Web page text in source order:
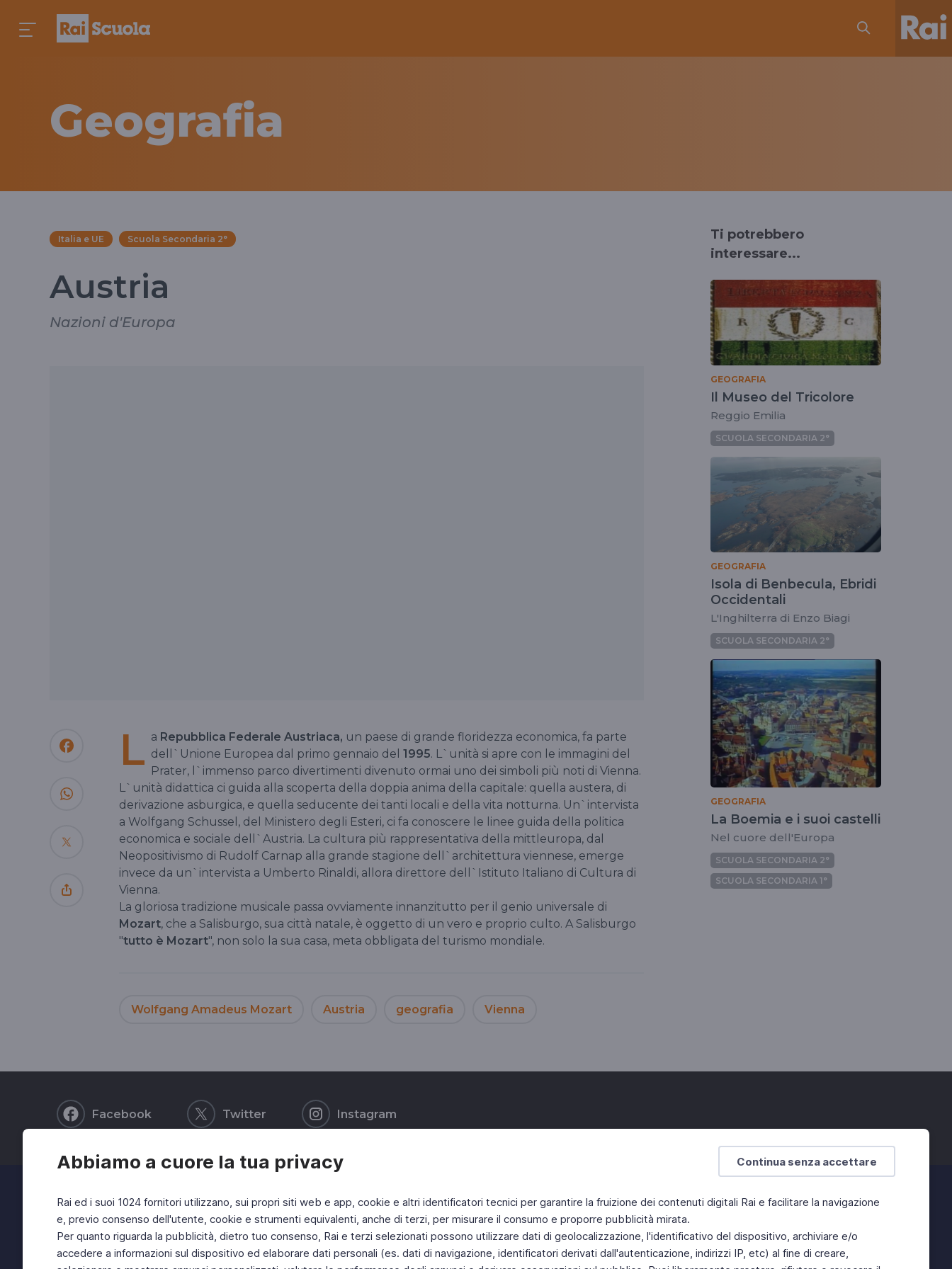
Continua senza accettare
Abbiamo a cuore la tua privacy
Rai ed i suoi 1024 fornitori utilizzano, sui propri siti web e app, cookie e altri identificatori tecnici per garantire la fruizione dei contenuti digitali Rai e facilitare la navigazione
e, previo consenso dell'utente, cookie e strumenti equivalenti, anche di terzi, per misurare il consumo e proporre pubblicità mirata.
Per quanto riguarda la pubblicità, dietro tuo consenso, Rai e terzi selezionati possono utilizzare dati di geolocalizzazione, l'identificativo del dispositivo, archiviare e/o
accedere a informazioni sul dispositivo ed elaborare dati personali (es. dati di navigazione, identificatori derivati dall'autenticazione, indirizzi IP, etc) al fine di creare,
Geografia
Italia e UE Scuola Secondaria 2°
Austria
Nazioni d'Europa
L a Repubblica Federale Austriaca, un paese di grande floridezza economica, fa parte
dell`Unione Europea dal primo gennaio del 1995. L`unità si apre con le immagini del
Prater, l`immenso parco divertimenti divenuto ormai uno dei simboli più noti di Vienna.
L`unità didattica ci guida alla scoperta della doppia anima della capitale: quella austera, di
derivazione asburgica, e quella seducente dei tanti locali e della vita notturna. Un`intervista
a Wolfgang Schussel, del Ministero degli Esteri, ci fa conoscere le linee guida della politica
economica e sociale dell`Austria. La cultura più rappresentativa della mittleuropa, dal
Neopositivismo di Rudolf Carnap alla grande stagione dell`architettura viennese, emerge
invece da un`intervista a Umberto Rinaldi, allora direttore dell`Istituto Italiano di Cultura di
Vienna.
La gloriosa tradizione musicale passa ovviamente innanzitutto per il genio universale di
Mozart, che a Salisburgo, sua città natale, è oggetto di un vero e proprio culto. A Salisburgo
"tutto è Mozart", non solo la sua casa, meta obbligata del turismo mondiale.
Wolfgang Amadeus Mozart Austria geografia Vienna
Ti potrebbero
interessare...
GEOGRAFIA
Il Museo del Tricolore
Reggio Emilia
SCUOLA SECONDARIA 2°
GEOGRAFIA
Isola di Benbecula, Ebridi
Occidentali
L'Inghilterra di Enzo Biagi
SCUOLA SECONDARIA 2°
GEOGRAFIA
La Boemia e i suoi castelli
Nel cuore dell'Europa
SCUOLA SECONDARIA 2°
SCUOLA SECONDARIA 1°
Facebook Twitter Instagram